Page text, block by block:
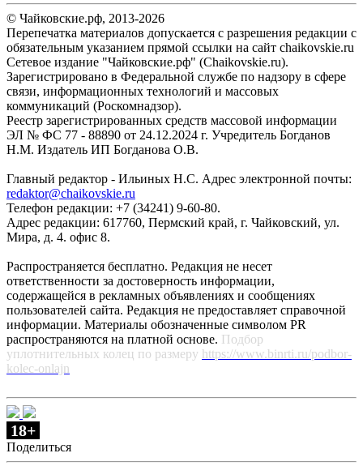
© Чайковские.рф, 2013-2026
Перепечатка материалов допускается с разрешения редакции с
обязательным указанием прямой ссылки на сайт chaikovskie.ru
Сетевое издание "Чайковские.рф" (Chaikovskie.ru).
Зарегистрировано в Федеральной службе по надзору в сфере
связи, информационных технологий и массовых
коммуникаций (Роскомнадзор).
Реестр зарегистрированных средств массовой информации
ЭЛ № ФС 77 - 88890 от 24.12.2024 г. Учредитель Богданов
Н.М. Издатель ИП Богданова О.В.
Главный редактор - Ильиных Н.С. Адрес электронной почты:
redaktor@chaikovskie.ru
Телефон редакции: +7 (34241) 9-60-80.
Адрес редакции: 617760, Пермский край, г. Чайковский, ул.
Мира, д. 4. офис 8.
Распространяется бесплатно. Редакция не несет
ответственности за достоверность информации,
содержащейся в рекламных объявлениях и сообщениях
пользователей сайта. Редакция не предоставляет справочной
информации. Материалы обозначенные символом PR
распространяются на платной основе. Подбор
уплотнительных колец по размеру https://www.binrti.ru/podbor-
kolec-onlajn
18+
Поделиться